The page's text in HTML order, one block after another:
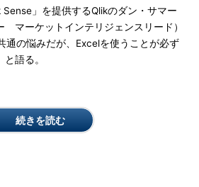
」を提供するQlikのダン・サマー
マーケットインテリジェンスリード）
通の悩みだが、Excelを使うことが必ず
語る。
続きを読む